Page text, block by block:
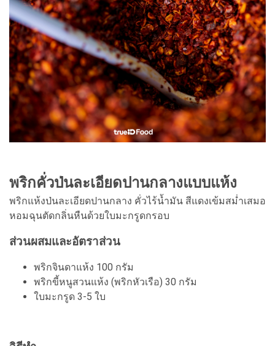
พริกคั่วป่นละเอียดปานกลางแบบแห้ง
พริกแห้งป่นละเอียดปานกลาง คั่วไร้น้ำมัน สีแดงเข้มสม่ำเสมอ
หอมฉุนตัดกลิ่นหืนด้วยใบมะกรูดกรอบ
ส่วนผสมและอัตราส่วน
พริกจินดาแห้ง 100 กรัม
พริกขี้หนูสวนแห้ง (พริกหัวเรือ) 30 กรัม
ใบมะกรูด 3-5 ใบ